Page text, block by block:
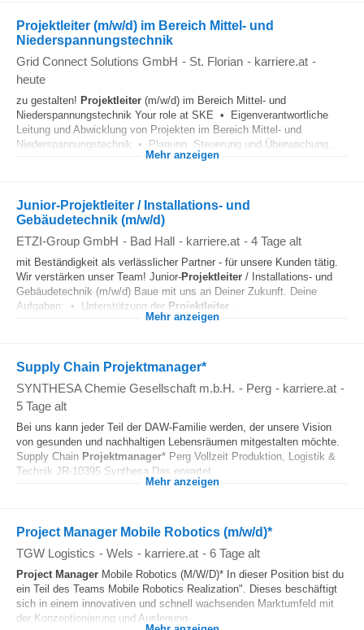
Projektleiter (m/w/d) im Bereich Mittel- und
Niederspannungstechnik
Grid Connect Solutions GmbH - St. Florian - karriere.at -
heute
zu gestalten! Projektleiter (m/w/d) im Bereich Mittel- und
Niederspannungstechnik Your role at SKE • Eigenverantwortliche
Leitung und Abwicklung von Projekten im Bereich Mittel- und
Niederspannungstechnik • Planung, Steuerung und Überwachung...
Mehr anzeigen
Junior-Projektleiter / Installations- und
Gebäudetechnik (m/w/d)
ETZI-Group GmbH - Bad Hall - karriere.at - 4 Tage alt
mit Beständigkeit als verlässlicher Partner - für unsere Kunden tätig.
Wir verstärken unser Team! Junior-Projektleiter / Installations- und
Gebäudetechnik (m/w/d) Baue mit uns an Deiner Zukunft. Deine
Aufgaben: • Unterstützung der Projektleiter
Mehr anzeigen
Supply Chain Projektmanager*
SYNTHESA Chemie Gesellschaft m.b.H. - Perg - karriere.at -
5 Tage alt
Bei uns kann jeder Teil der DAW-Familie werden, der unsere Vision
von gesunden und nachhaltigen Lebensräumen mitgestalten möchte.
Supply Chain Projektmanager* Perg Vollzeit Produktion, Logistik &
Technik JR-10395 Synthesa Das erwartet...
Mehr anzeigen
Project Manager Mobile Robotics (m/w/d)*
TGW Logistics - Wels - karriere.at - 6 Tage alt
Project Manager Mobile Robotics (M/W/D)* In dieser Position bist du
ein Teil des Teams Mobile Robotics Realization". Dieses beschäftigt
sich in einem innovativen und schnell wachsenden Marktumfeld mit
der Konzeptionierung und Auslegung...